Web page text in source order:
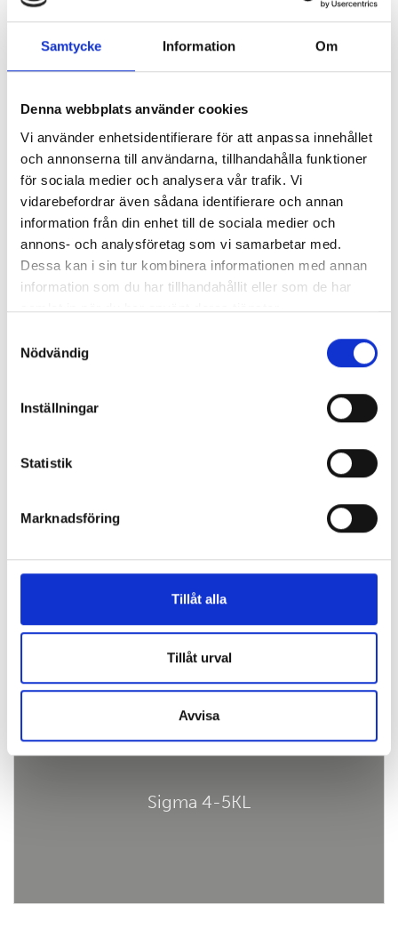
Samtycke Information Om
Denna webbplats använder cookies
Vi använder enhetsidentifierare för att anpassa innehållet
och annonserna till användarna, tillhandahålla funktioner
för sociala medier och analysera vår trafik. Vi
vidarebefordrar även sådana identifierare och annan
information från din enhet till de sociala medier och
annons- och analysföretag som vi samarbetar med.
Dessa kan i sin tur kombinera informationen med annan
information som du har tillhandahållit eller som de har
samlat in när du har använt deras tjänster.
Nödvändig
Inställningar
Statistik
Marknadsföring
Tillåt alla
Tillåt urval
Avvisa
KONTAKT OSS HER
SE OGSÅ:
Sigma 4-5KL